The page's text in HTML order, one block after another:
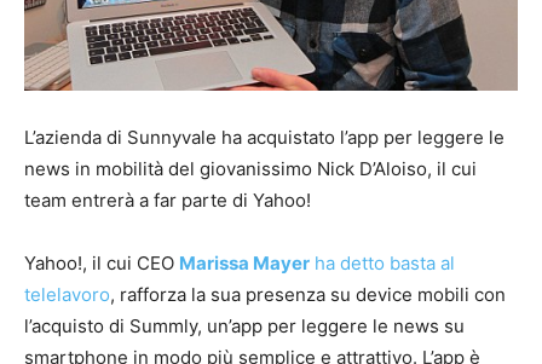
L’azienda di Sunnyvale ha acquistato l’app per leggere le
news in mobilità del giovanissimo Nick D’Aloiso, il cui
team entrerà a far parte di Yahoo!
Yahoo!, il cui CEO Marissa Mayer ha detto basta al
telelavoro, rafforza la sua presenza su device mobili con
l’acquisto di Summly, un’app per leggere le news su
smartphone in modo più semplice e attrattivo. L’app è